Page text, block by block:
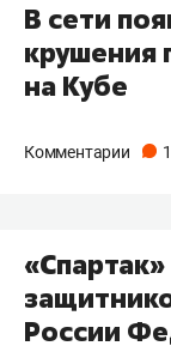
В сети
крушения
на Кубе
Комментарии 1
России